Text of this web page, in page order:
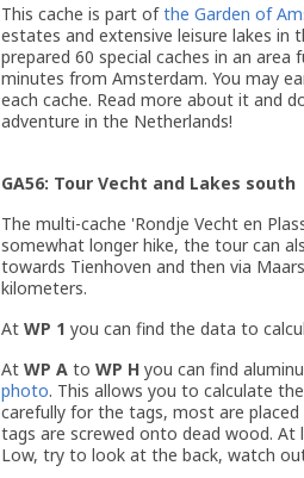
This cache is part ofthe Garden of
estates and extensive leisure lakes in
prepared 60 special caches in an
minutes from Amsterdam. You may
each cache. Read more about it and
adventure in the Netherlands!
GA56: Tour Vecht and Lakes south
The multi-cache 'Rondje Vecht en
somewhat longer hike, the tour can
towards Tienhoven and then via
kilometers.
At WP 1 you can find the data to
At WP A to WP H you can find
photo. This allows you to calculate
carefully for the tags, most are
tags are screwed onto dead wood.
Low, try to look at the back, watch